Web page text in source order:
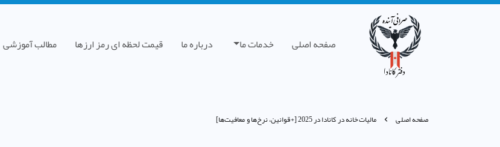
صفحه اصلی خدمات ما درباره ما قیمت لحظه ای رمز ارزها مطالب آموزشی
صفحه اصلی مالیات خانه در کانادا در 2025 [+قوانین، نرخ‌ها و معافیت‌ها]